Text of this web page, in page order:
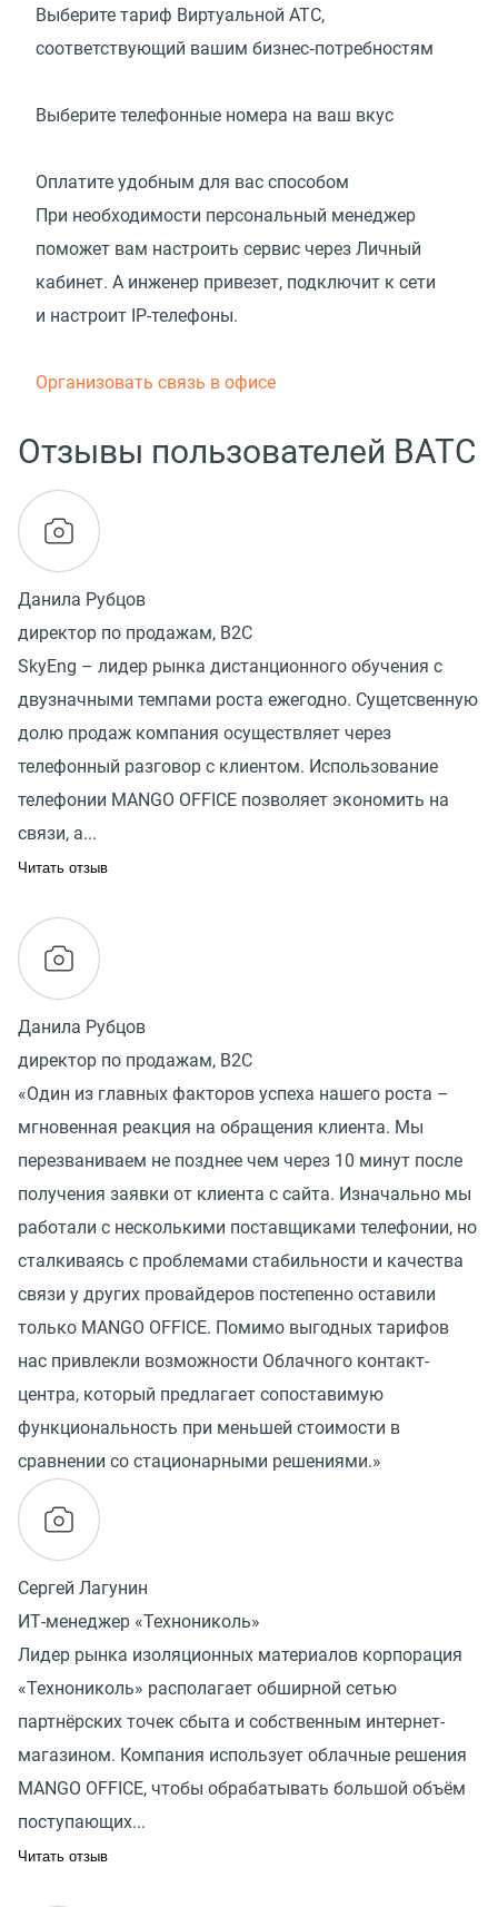
Выберите тариф Виртуальной АТС,
соответствующий вашим бизнес‑потребностям
Выберите телефонные номера на ваш вкус
Оплатите удобным для вас способом
При необходимости персональный менеджер
поможет вам настроить сервис через Личный
кабинет. А инженер привезет, подключит к сети
и настроит IP-телефоны.
Организовать связь в офисе
Отзывы пользователей ВАТС
Данила Рубцов
директор по продажам, B2C
SkyEng – лидер рынка дистанционного обучения с
двузначными темпами роста ежегодно. Сущетсвенную
долю продаж компания осуществляет через
телефонный разговор с клиентом. Использование
телефонии MANGO OFFICE позволяет экономить на
связи, а...
Читать отзыв
Данила Рубцов
директор по продажам, B2C
«Один из главных факторов успеха нашего роста –
мгновенная реакция на обращения клиента. Мы
перезваниваем не позднее чем через 10 минут после
получения заявки от клиента с сайта. Изначально мы
работали с несколькими поставщиками телефонии, но
сталкиваясь с проблемами стабильности и качества
связи у других провайдеров постепенно оставили
только MANGO OFFICE. Помимо выгодных тарифов
нас привлекли возможности Облачного контакт-
центра, который предлагает сопоставимую
функциональность при меньшей стоимости в
сравнении со стационарными решениями.»
Сергей Лагунин
ИТ-менеджер «Технониколь»
Лидер рынка изоляционных материалов корпорация
«Технониколь» располагает обширной сетью
партнёрских точек сбыта и собственным интернет-
магазином. Компания использует облачные решения
MANGO OFFICE, чтобы обрабатывать большой объём
поступающих...
Читать отзыв